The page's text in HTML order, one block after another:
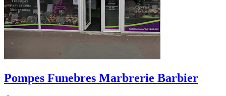
Pompes Funebres Marbrerie Barbier